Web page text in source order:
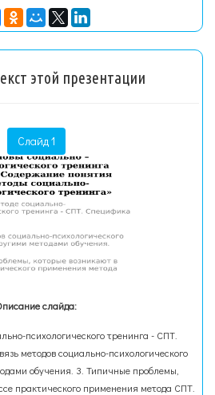
этой презентации
Слайд 1
слайда:
психологического тренинга - СПТ.
методов социально-психологического
обучения. 3. Типичные проблемы,
практического применения метода СПТ.